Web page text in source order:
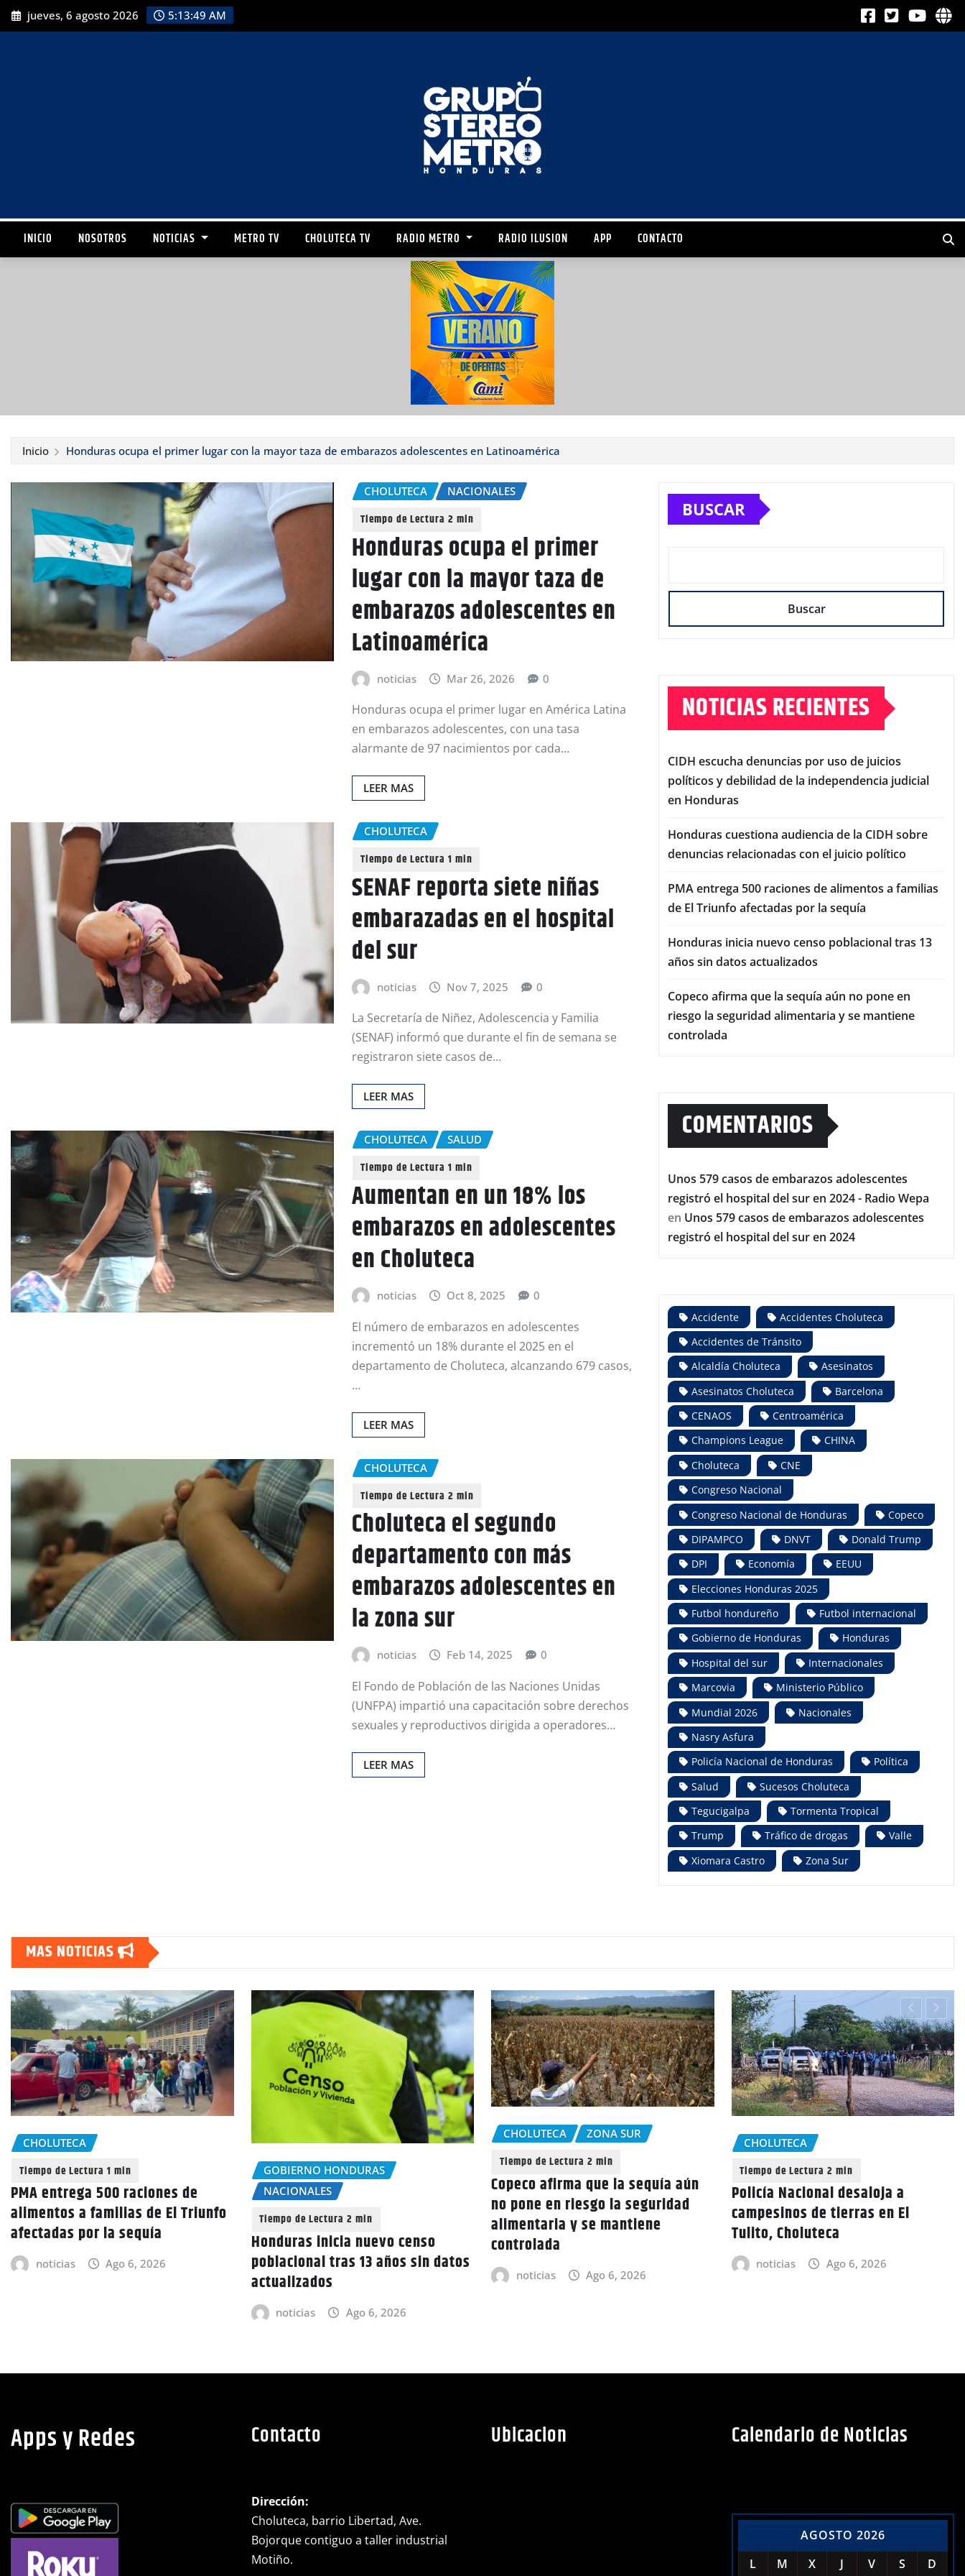
jueves, 6 agosto 2026 5:13:50 AM
INICIO NOSOTROS NOTICIAS METRO TV CHOLUTECA TV RADIO METRO RADIO ILUSION APP CONTACTO
Inicio Honduras ocupa el primer lugar con la mayor taza de embarazos adolescentes en Latinoamérica
CHOLUTECA NACIONALES
Honduras ocupa el primer
lugar con la mayor taza de
embarazos adolescentes en
Latinoamérica
noticias Mar 26, 2026 0
Honduras ocupa el primer lugar en América Latina
en embarazos adolescentes, con una tasa
alarmante de 97 nacimientos por cada…
LEER MAS
CHOLUTECA
SENAF reporta siete niñas
embarazadas en el hospital
del sur
noticias Nov 7, 2025 0
La Secretaría de Niñez, Adolescencia y Familia
(SENAF) informó que durante el fin de semana se
registraron siete casos de…
LEER MAS
CHOLUTECA SALUD
Aumentan en un 18% los
embarazos en adolescentes
en Choluteca
noticias Oct 8, 2025 0
El número de embarazos en adolescentes
incrementó un 18% durante el 2025 en el
departamento de Choluteca, alcanzando 679 casos,
…
LEER MAS
CHOLUTECA
Choluteca el segundo
departamento con más
embarazos adolescentes en
la zona sur
noticias Feb 14, 2025 0
El Fondo de Población de las Naciones Unidas
(UNFPA) impartió una capacitación sobre derechos
sexuales y reproductivos dirigida a operadores…
LEER MAS
BUSCAR
Buscar
NOTICIAS RECIENTES
CIDH escucha denuncias por uso de juicios
políticos y debilidad de la independencia judicial
en Honduras
Honduras cuestiona audiencia de la CIDH sobre
denuncias relacionadas con el juicio político
PMA entrega 500 raciones de alimentos a familias
de El Triunfo afectadas por la sequía
Honduras inicia nuevo censo poblacional tras 13
años sin datos actualizados
Copeco afirma que la sequía aún no pone en
riesgo la seguridad alimentaria y se mantiene
controlada
COMENTARIOS
Unos 579 casos de embarazos adolescentes
registró el hospital del sur en 2024 - Radio Wepa
en Unos 579 casos de embarazos adolescentes
registró el hospital del sur en 2024
Accidente
Accidentes Choluteca
Accidentes de Tránsito
Alcaldía Choluteca
Asesinatos
Asesinatos Choluteca
Barcelona
CENAOS
Centroamérica
Champions League
CHINA
Choluteca
CNE
Congreso Nacional
Congreso Nacional de Honduras
Copeco
DIPAMPCO
DNVT
Donald Trump
DPI
Economía
EEUU
Elecciones Honduras 2025
Futbol hondureño
Futbol internacional
Gobierno de Honduras
Honduras
Hospital del sur
Internacionales
Marcovia
Ministerio Público
Mundial 2026
Nacionales
Nasry Asfura
Policía Nacional de Honduras
Política
Salud
Sucesos Choluteca
Tegucigalpa
Tormenta Tropical
Trump
Tráfico de drogas
Valle
Xiomara Castro
Zona Sur
MAS NOTICIAS
CHOLUTECA
PMA entrega 500 raciones de
alimentos a familias de El Triunfo
afectadas por la sequía
noticias Ago 6, 2026
GOBIERNO HONDURAS
NACIONALES
Honduras inicia nuevo censo
poblacional tras 13 años sin datos
actualizados
noticias Ago 6, 2026
CHOLUTECA ZONA SUR
Copeco afirma que la sequía aún
no pone en riesgo la seguridad
alimentaria y se mantiene
controlada
noticias Ago 6, 2026
CHOLUTECA
Policía Nacional desaloja a
campesinos de tierras en El
Tulito, Choluteca
noticias Ago 6, 2026
Apps y Redes Contacto
Dirección:
Choluteca, barrio Libertad, Ave.
Bojorque contiguo a taller industrial
Motiño.
Ubicacion Calendario de Noticias
AGOSTO 2026
L
M X J V S D